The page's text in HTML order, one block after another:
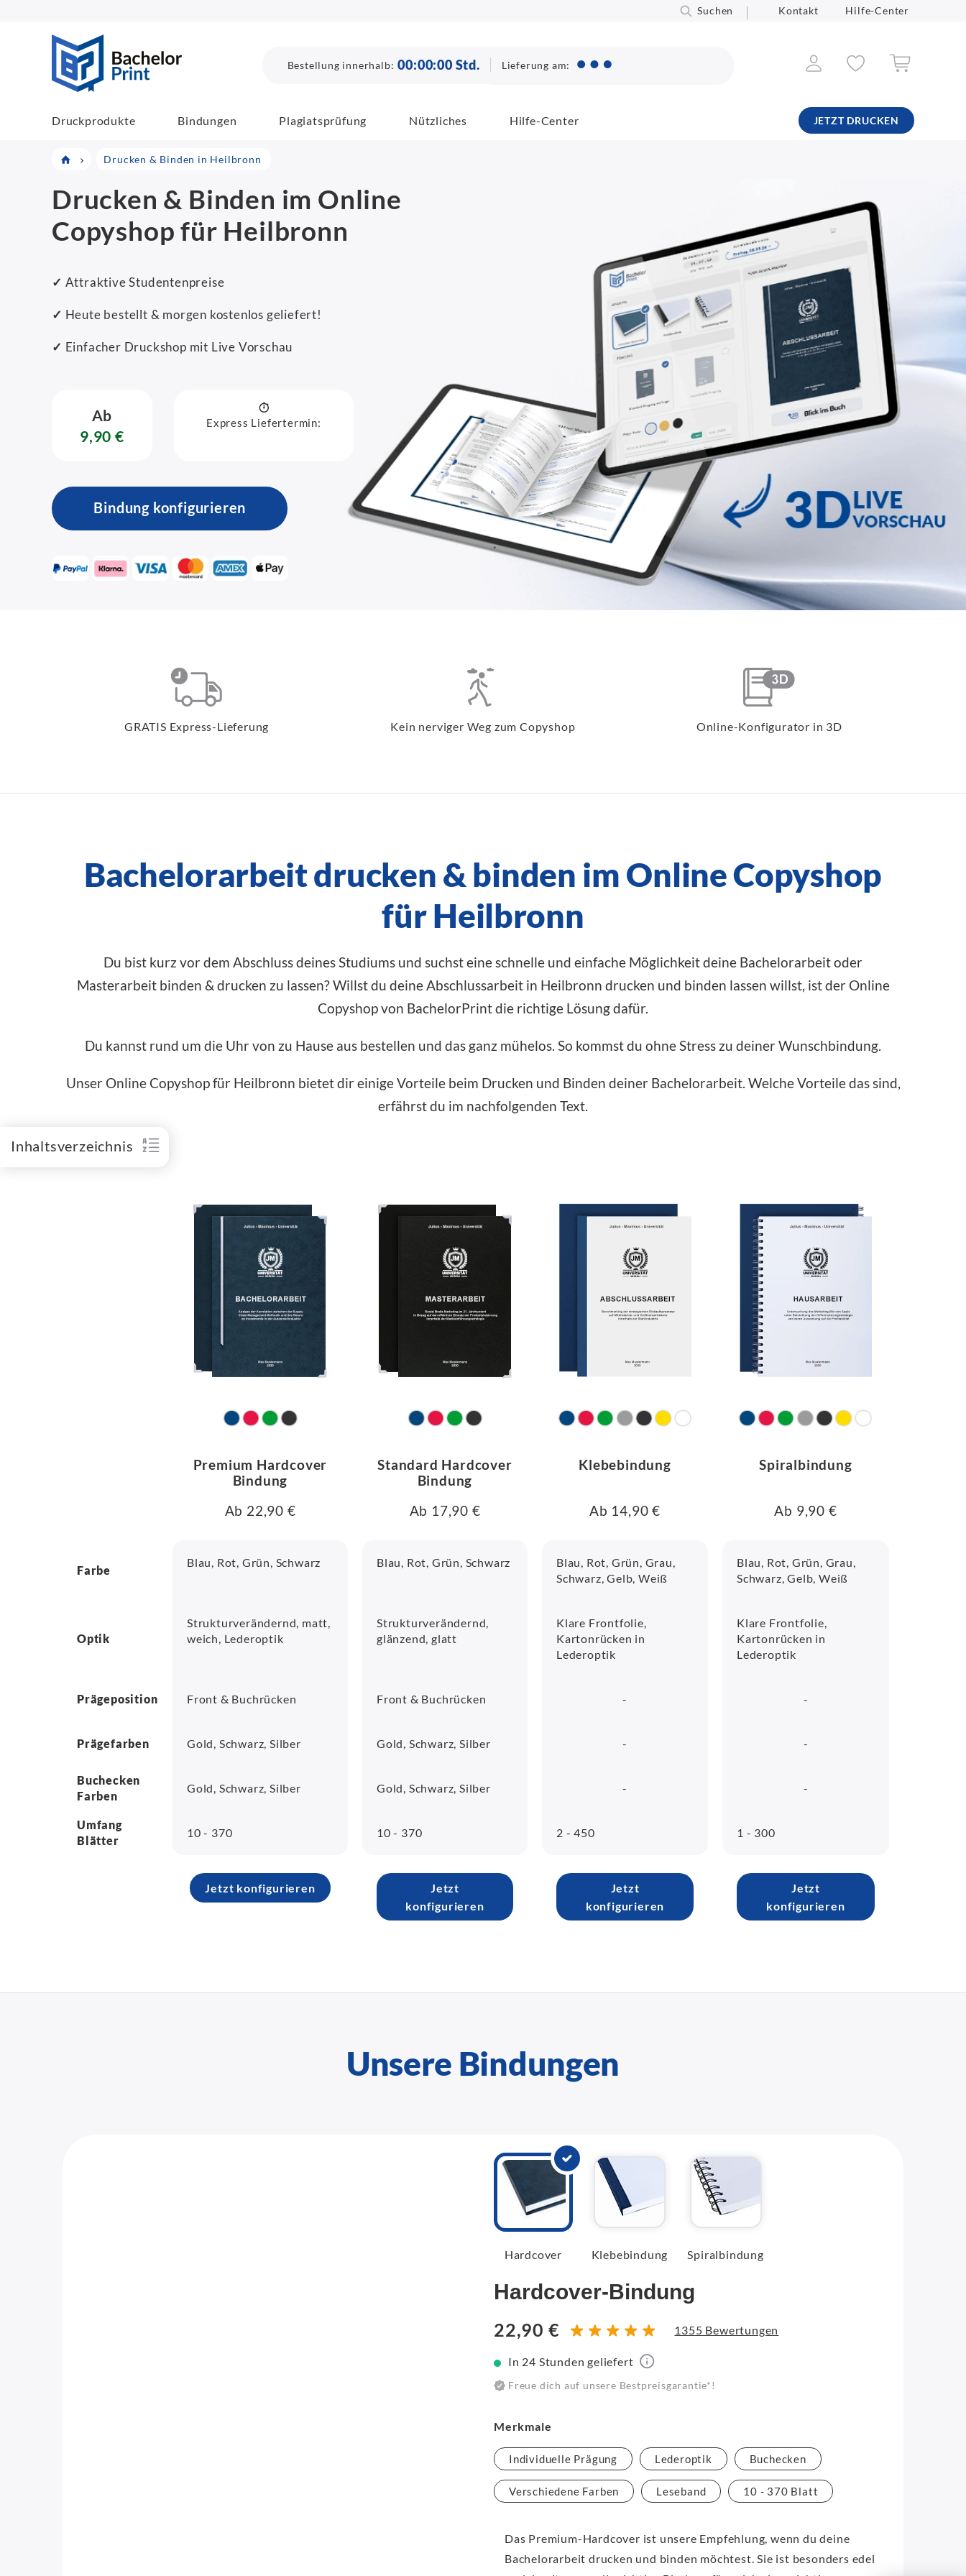
Suchen Kontakt Hilfe-Center
Bestellung innerhalb: 00:00:00 Std. Lieferung am:
Druckprodukte Bindungen Plagiatsprüfung Nützliches Hilfe-Center JETZT DRUCKEN
Drucken & Binden in Heilbronn
Inhaltsverzeichnis
Drucken & Binden im Online
Copyshop für Heilbronn
✓ Attraktive Studentenpreise
✓ Heute bestellt & morgen kostenlos geliefert!
✓ Einfacher Druckshop mit Live Vorschau
Ab
9,90 €
Express Liefertermin:
Bindung konfigurieren
GRATIS Express-Lieferung Kein nerviger Weg zum Copyshop Online-Konfigurator in 3D
Bachelorarbeit drucken & binden im Online Copyshop
für Heilbronn
Du bist kurz vor dem Abschluss deines Studiums und suchst eine schnelle und einfache Möglichkeit deine Bachelorarbeit oder
Masterarbeit binden & drucken zu lassen? Willst du deine Abschlussarbeit in Heilbronn drucken und binden lassen willst, ist der Online
Copyshop von BachelorPrint die richtige Lösung dafür.
Du kannst rund um die Uhr von zu Hause aus bestellen und das ganz mühelos. So kommst du ohne Stress zu deiner Wunschbindung.
Unser Online Copyshop für Heilbronn bietet dir einige Vorteile beim Drucken und Binden deiner Bachelorarbeit. Welche Vorteile das sind,
erfährst du im nachfolgenden Text.
Premium Hardcover
Bindung
Standard Hardcover
Bindung
Klebebindung Spiralbindung
Ab 22,90 € Ab 17,90 € Ab 14,90 € Ab 9,90 €
Farbe
Blau, Rot, Grün, Schwarz Blau, Rot, Grün, Schwarz
Blau, Rot, Grün, Grau,
Schwarz, Gelb, Weiß
Blau, Rot, Grün, Grau,
Schwarz, Gelb, Weiß
Optik
Strukturverändernd, matt,
weich, Lederoptik
Strukturverändernd,
glänzend, glatt
Klare Frontfolie,
Kartonrücken in
Lederoptik
Klare Frontfolie,
Kartonrücken in
Lederoptik
Prägeposition Front & Buchrücken Front & Buchrücken - -
Prägefarben Gold, Schwarz, Silber Gold, Schwarz, Silber - -
Buchecken
Farben
Gold, Schwarz, Silber Gold, Schwarz, Silber - -
Umfang
Blätter
10 - 370 10 - 370 2 - 450 1 - 300
Jetzt konfigurieren
Jetzt
konfigurieren
Jetzt
konfigurieren
Jetzt
konfigurieren
Unsere Bindungen
Hardcover Klebebindung Spiralbindung
Hardcover-Bindung
22,90 € 1355 Bewertungen
In 24 Stunden geliefert
Freue dich auf unsere Bestpreisgarantie*!
Merkmale
Individuelle Prägung Lederoptik Buchecken
Verschiedene Farben Leseband 10 - 370 Blatt
Das Premium-Hardcover ist unsere Empfehlung, wenn du deine
Bachelorarbeit drucken und binden möchtest. Sie ist besonders edel